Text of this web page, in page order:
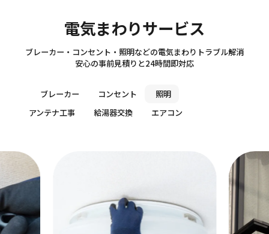
電気まわりサービス
Electricity
ブレーカー・コンセント・照明などの電気まわりトラブル解消
安心の事前見積りと24時間即対応
ブレーカー コンセント
照明
アンテナ工事
給湯器交換 エアコン